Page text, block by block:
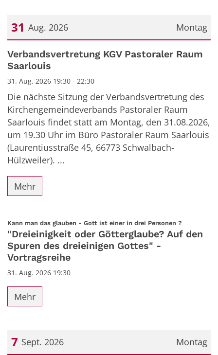
Montag
31 Aug. 2026
Datum: 31. August 2026
Verbandsvertretung KGV Pastoraler Raum
Saarlouis
31. Aug. 2026 19:30 - 22:30
Die nächste Sitzung der Verbandsvertretung des
Kirchengemeindeverbands Pastoraler Raum
Saarlouis findet statt am Montag, den 31.08.2026,
um 19.30 Uhr im Büro Pastoraler Raum Saarlouis
(Laurentiusstraße 45, 66773 Schwalbach-
Hülzweiler). ...
Mehr
Kann man das glauben - Gott ist einer in drei Personen ?
"Dreieinigkeit oder Götterglaube? Auf den
Spuren des dreieinigen Gottes" -
Vortragsreihe
31. Aug. 2026 19:30
Mehr
Montag
7 Sept. 2026